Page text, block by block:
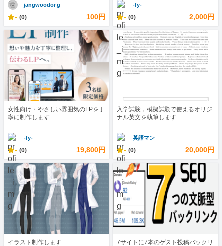
jangwoodong
- (0) 100円
-fy-
- (0) 2,000円
女性向け・やさしい雰囲気のLPを丁
寧に制作します
-fy-
- (0) 19,800円
入学試験，模擬試験で使えるオリジ
ナル英文を執筆します
英語マン
- (0) 20,000円
イラスト制作します
7サイトに7本のゲスト投稿バックリ